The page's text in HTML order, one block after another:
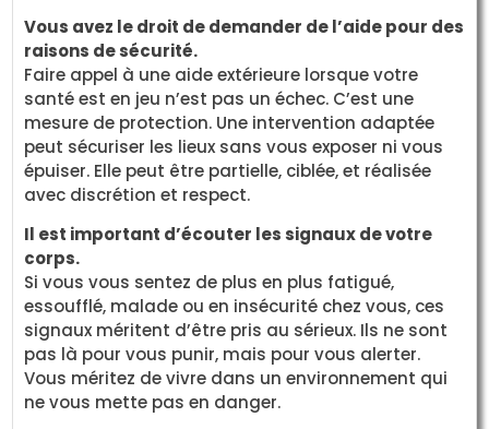
Vous avez le droit de demander de l’aide pour des
raisons de sécurité.
Faire appel à une aide extérieure lorsque votre
santé est en jeu n’est pas un échec. C’est une
mesure de protection. Une intervention adaptée
peut sécuriser les lieux sans vous exposer ni vous
épuiser. Elle peut être partielle, ciblée, et réalisée
avec discrétion et respect.
Il est important d’écouter les signaux de votre
corps.
Si vous vous sentez de plus en plus fatigué,
essoufflé, malade ou en insécurité chez vous, ces
signaux méritent d’être pris au sérieux. Ils ne sont
pas là pour vous punir, mais pour vous alerter.
Vous méritez de vivre dans un environnement qui
ne vous mette pas en danger.